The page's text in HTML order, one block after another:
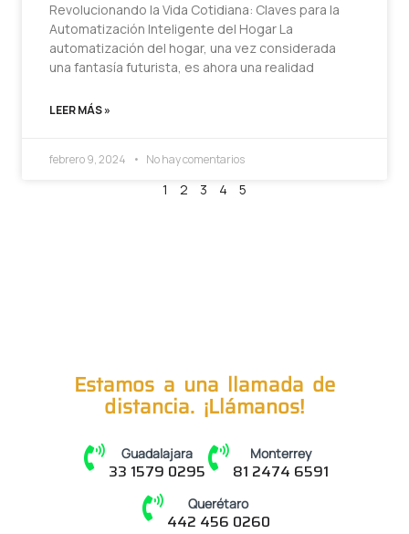
Revolucionando la Vida Cotidiana: Claves para la
Automatización Inteligente del Hogar La
automatización del hogar, una vez considerada
una fantasía futurista, es ahora una realidad
LEER MÁS »
febrero 9, 2024 No hay comentarios
1 2 3 4 5
Estamos a una llamada de
distancia. ¡Llámanos!
Guadalajara
33 1579 0295
Monterrey
81 2474 6591
Querétaro
442 456 0260